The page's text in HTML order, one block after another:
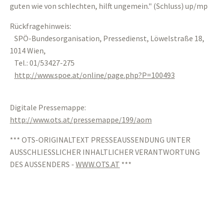
guten wie von schlechten, hilft ungemein." (Schluss) up/mp
Rückfragehinweis:
SPÖ-Bundesorganisation, Pressedienst, Löwelstraße 18,
1014 Wien,
Tel.: 01/53427-275
http://www.spoe.at/online/page.php?P=100493
Digitale Pressemappe:
http://www.ots.at/pressemappe/199/aom
*** OTS-ORIGINALTEXT PRESSEAUSSENDUNG UNTER
AUSSCHLIESSLICHER INHALTLICHER VERANTWORTUNG
DES AUSSENDERS - WWW.OTS.AT ***